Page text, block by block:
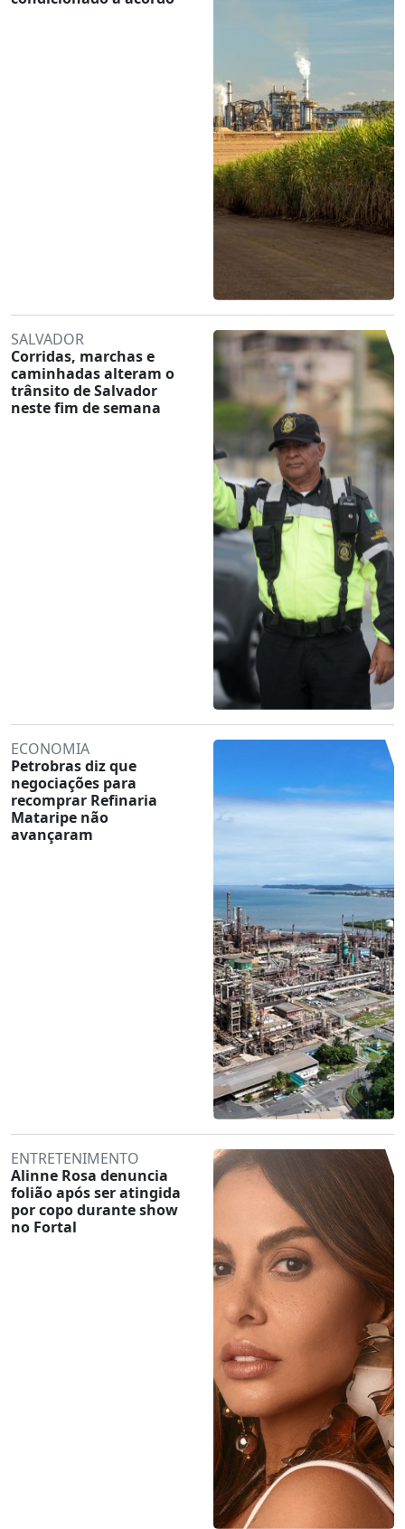
SALVADOR
Corridas, marchas e
caminhadas alteram o
trânsito de Salvador
neste fim de semana
ECONOMIA
Petrobras diz que
negociações para
recomprar Refinaria
Mataripe não
avançaram
ENTRETENIMENTO
Alinne Rosa denuncia
folião após ser atingida
por copo durante show
no Fortal